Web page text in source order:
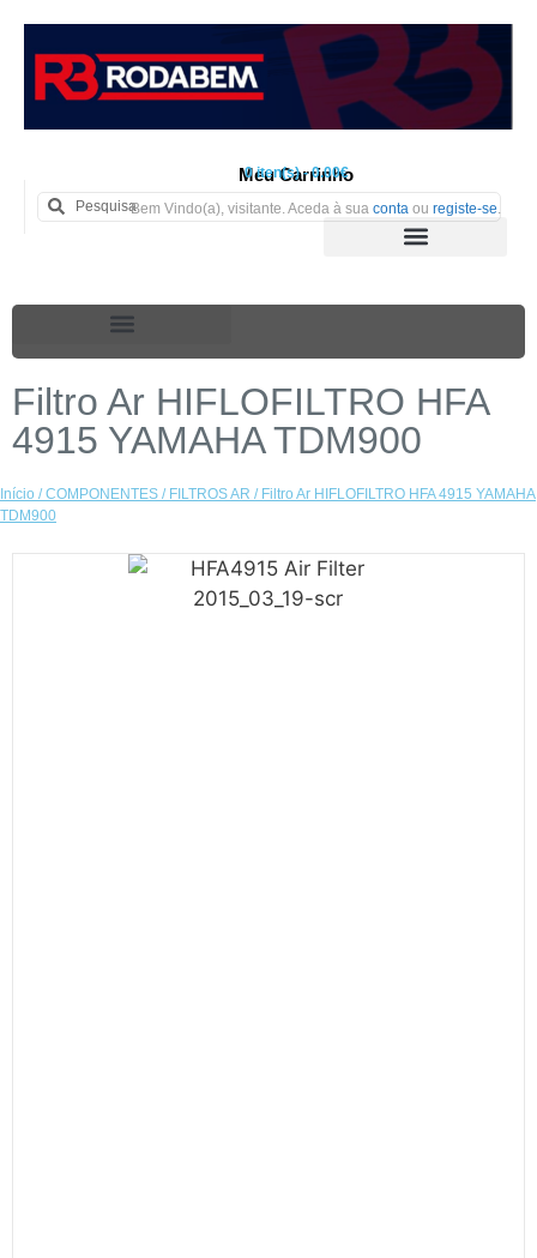
Meu Carrinho
0 iten(s) - 0.00€
Bem Vindo(a), visitante. Aceda à sua conta ou registe-se
Filtro Ar HIFLOFILTRO HFA
4915 YAMAHA TDM900
Início /COMPONENTES / FILTROS AR / Filtro Ar HIFLOFILTRO HFA 4915 YAMAHA
TDM900